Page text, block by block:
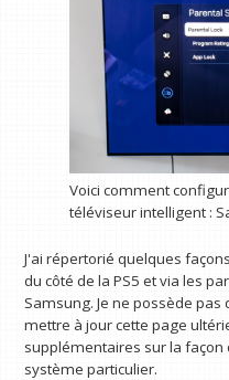
Voici comment
téléviseur intelligent :
J'ai répertorié quelques
du côté de la PS5 et via les
Samsung. Je ne possède pas
mettre à jour cette page
supplémentaires sur la
système particulier.